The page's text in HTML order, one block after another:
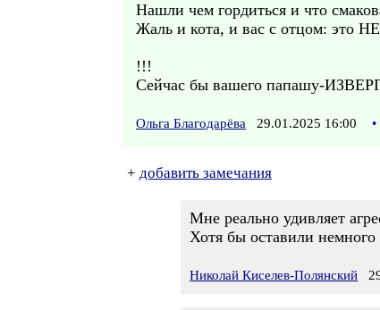
Нашли чем гордиться и что
Жаль и кота, и вас с отцом: это
!!!
Сейчас бы вашего папашу-
Ольга Благодарёва 29.01.2025 16:00 •
+ добавить замечания
Мне реально удивляет
Хотя бы оставили
Николай Киселев-Полянский